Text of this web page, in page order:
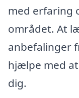
med erfaring
området. At
anbefalinger
hjælpe med
dig.